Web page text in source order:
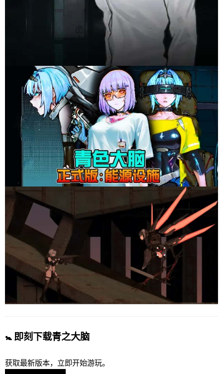
🚼 即刻下载青之大脑
获取最新版本，立即开始游玩。